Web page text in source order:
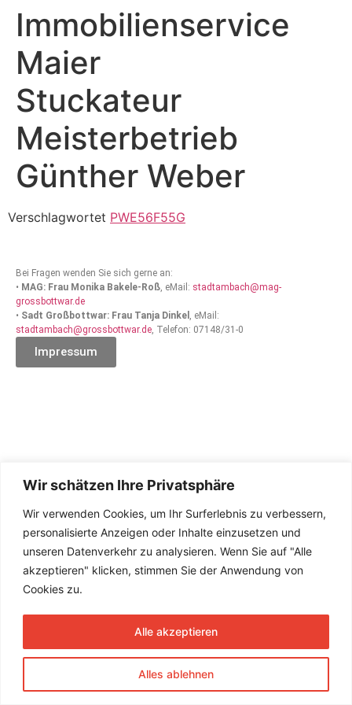
Wir schätzen Ihre Privatsphäre
Wir verwenden Cookies, um Ihr Surferlebnis zu verbessern,
personalisierte Anzeigen oder Inhalte einzusetzen und
unseren Datenverkehr zu analysieren. Wenn Sie auf "Alle
akzeptieren" klicken, stimmen Sie der Anwendung von
Cookies zu.
Alles ablehnen
Alle akzeptieren
Immobilienservice
Maier
Stuckateur
Meisterbetrieb
Günther Weber
Verschlagwortet PWE56F55G
Bei Fragen wenden Sie sich gerne an:
• MAG: Frau Monika Bakele-Roß, eMail: stadtambach@mag-
grossbottwar.de
• Sadt Großbottwar: Frau Tanja Dinkel , eMail:
stadtambach@grossbottwar.de, Telefon: 07148/31-0
Impressum